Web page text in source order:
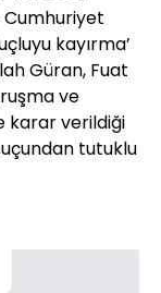
Cumhuriyet
kayırma’
Güran, Fuat
ve
karar verildiği
tutuklu